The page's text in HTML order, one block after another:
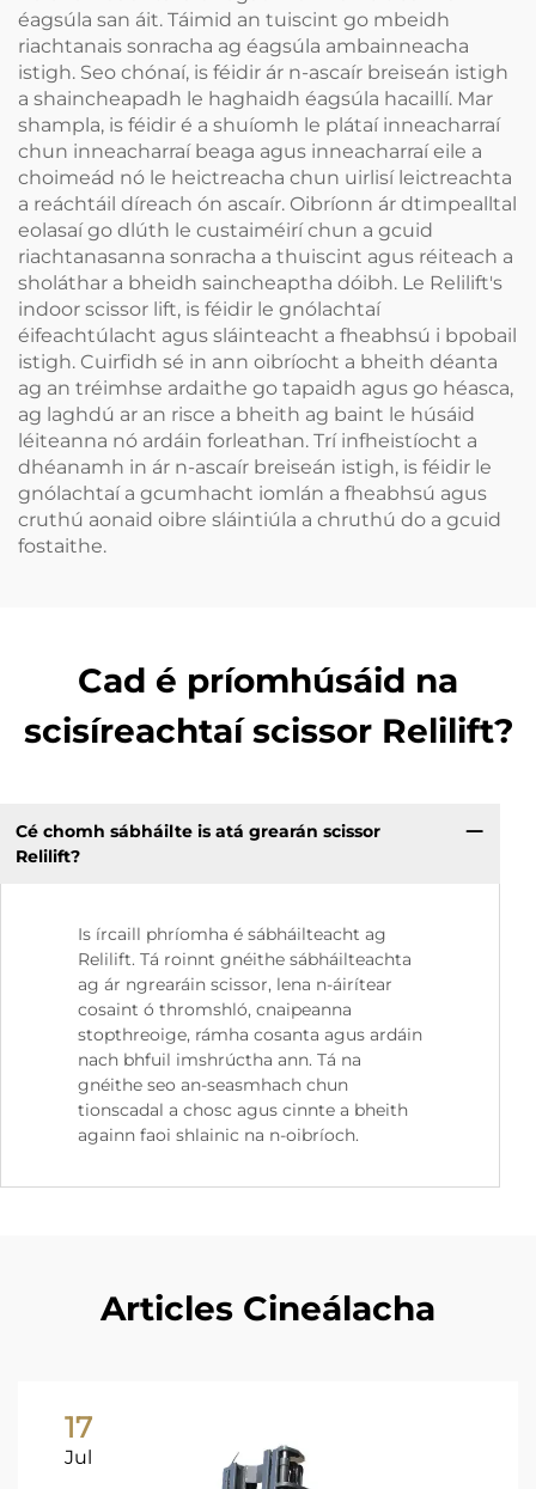
éagsúla san áit. Táimid an tuiscint go mbeidh
riachtanais sonracha ag éagsúla ambainneacha
istigh. Seo chónaí, is féidir ár n-ascaír breiseán istigh
a shaincheapadh le haghaidh éagsúla hacaillí. Mar
shampla, is féidir é a shuíomh le plátaí inneacharraí
chun inneacharraí beaga agus inneacharraí eile a
choimeád nó le heictreacha chun uirlisí leictreachta
a reáchtáil díreach ón ascaír. Oibríonn ár dtimpealltal
eolasaí go dlúth le custaiméirí chun a gcuid
riachtanasanna sonracha a thuiscint agus réiteach a
sholáthar a bheidh saincheaptha dóibh. Le Relilift's
indoor scissor lift, is féidir le gnólachtaí
éifeachtúlacht agus sláinteacht a fheabhsú i bpobail
istigh. Cuirfidh sé in ann oibríocht a bheith déanta
ag an tréimhse ardaithe go tapaidh agus go héasca,
ag laghdú ar an risce a bheith ag baint le húsáid
léiteanna nó ardáin forleathan. Trí infheistíocht a
dhéanamh in ár n-ascaír breiseán istigh, is féidir le
gnólachtaí a gcumhacht iomlán a fheabhsú agus
cruthú aonaid oibre sláintiúla a chruthú do a gcuid
fostaithe.
Cad é príomhúsáid na
scisíreachtaí scissor Relilift?
Cé chomh sábháilte is atá grearán scissor
Relilift?
Is írcaill phríomha é sábháilteacht ag
Relilift. Tá roinnt gnéithe sábháilteachta
ag ár ngrearáin scissor, lena n-áirítear
cosaint ó thromshló, cnaipeanna
stopthreoige, rámha cosanta agus ardáin
nach bhfuil imshrúctha ann. Tá na
gnéithe seo an-seasmhach chun
tionscadal a chosc agus cinnte a bheith
againn faoi shlainic na n-oibríoch.
Articles Cineálacha
17
Jul